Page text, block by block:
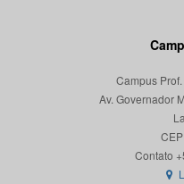
Campus
Av. Governador